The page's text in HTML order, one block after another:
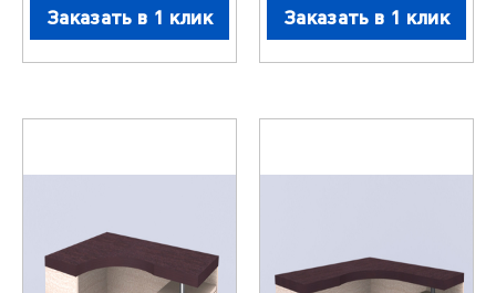
Заказать в 1 клик Заказать в 1 клик